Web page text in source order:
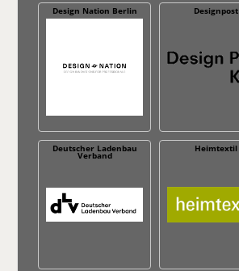
Design Nation Berlin Designpost
Deutscher Ladenbau
Verband
Heimtextil